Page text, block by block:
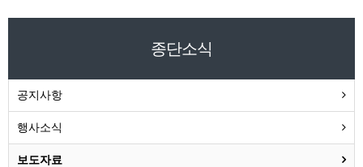
종단소식
공지사항
행사소식
보도자료